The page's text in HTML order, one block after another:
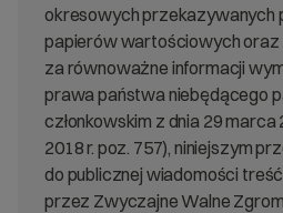
okresowych przekazywanych
papierów wartościowych oraz
za równoważne informacji
prawa państwa niebędącego
członkowskim z dnia 29 marca
2018 r. poz. 757), niniejszym
do publicznej wiadomości
przez Zwyczajne Walne